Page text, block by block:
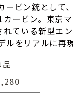
ービン銃として
ービン。東京
ている新型エ
ルをリアルに再
品